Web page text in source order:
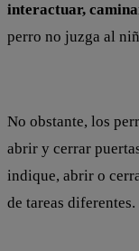
interactuar,
perro no juzga al
No obstante, los
abrir y cerrar
indique, abrir o
de tareas diferentes.